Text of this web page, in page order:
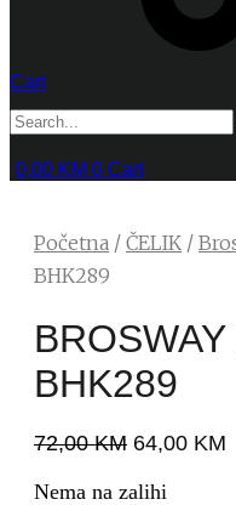
Cart
0,00 KM 0 Cart
Početna / ČELIK /
BHK289
BHK289
72,00KM 64,00 KM
Nema na zalihi